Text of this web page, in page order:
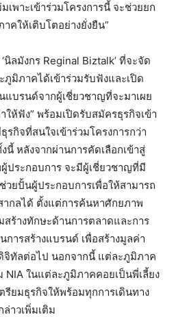
พาะเข้าร่วมโครงการนี้ จะช่วยยก
คให้เติบโตอย่างยั่งยืน”
ลมังกร Reginal Biztalk’ ที่จะจัด
มิภาคได้เข้าร่วมรับฟังและเปิด
แบรนด์จากผู้เชี่ยวชาญที่จะมาเผย
าให้ฟัง” พร้อมเปิดรับสมัครธุรกิจเข้า
รกิจที่สนใจเข้าร่วมโครงการกว่า
หลังจากผ่านการคัดเลือกเข้าสู่
ประกอบการ จะมีผู้เชี่ยวชาญที่มี
วยปั้นผู้ประกอบการเพื่อให้สามารถ
กลได้ ตั้งแต่การค้นหาศักยภาพ
สร้างทักษะด้านการตลาดและการ
ารสร้างแบรนด์ เพื่อสร้างมูลค่า
จิทัลต่อไป นอกจากนี้ แต่ละภูมิภาค
ในแต่ละภูมิภาคคอยเป็นพี่เลี้ยง
รียมธุรกิจให้พร้อมทุกการเดินทาง
าวเพิ่มเติม